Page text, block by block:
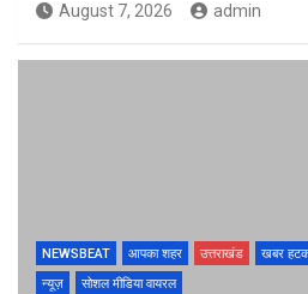
August 7, 2026 admin
NEWSBEAT आपका शहर उत्तराखंड खबर
न्यूज़
सोशल मीडिया वायरल